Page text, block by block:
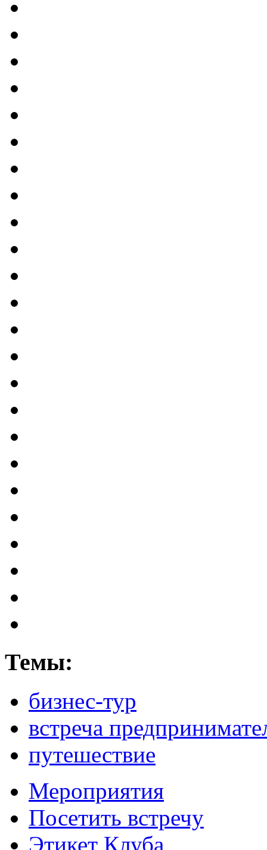
Темы:
бизнес-тур
встреча
путешествие
Мероприятия
Посетить встречу
Этикет Клуба